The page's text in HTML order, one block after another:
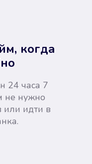
когда
24 часа 7
не нужно
или идти в